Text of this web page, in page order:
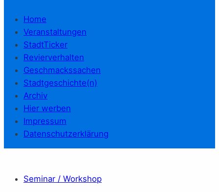
Home
Veranstaltungen
StadtTicker
Revierverhalten
Geschmackssachen
Stadtgeschichte(n)
Archiv
Hier werben
Impressum
Datenschutzerklärung
Seminar / Workshop